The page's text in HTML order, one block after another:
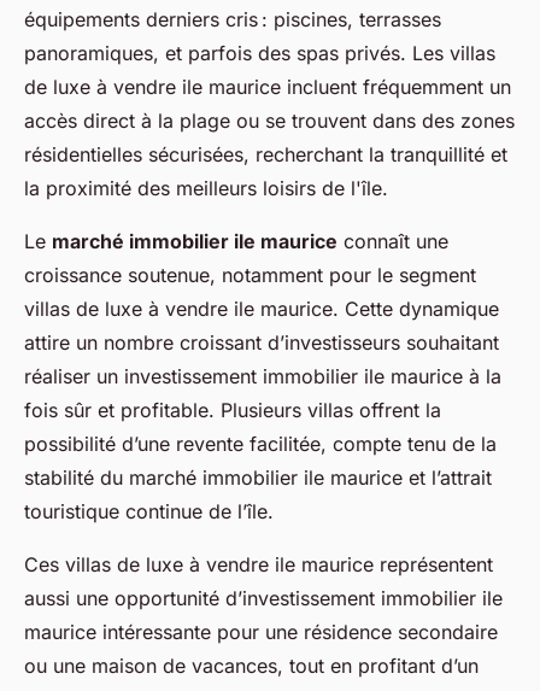
équipements derniers cris : piscines, terrasses
panoramiques, et parfois des spas privés. Les villas
de luxe à vendre ile maurice incluent fréquemment un
accès direct à la plage ou se trouvent dans des zones
résidentielles sécurisées, recherchant la tranquillité et
la proximité des meilleurs loisirs de l'île.
Le marché immobilier ile maurice connaît une
croissance soutenue, notamment pour le segment
villas de luxe à vendre ile maurice. Cette dynamique
attire un nombre croissant d’investisseurs souhaitant
réaliser un investissement immobilier ile maurice à la
fois sûr et profitable. Plusieurs villas offrent la
possibilité d’une revente facilitée, compte tenu de la
stabilité du marché immobilier ile maurice et l’attrait
touristique continue de l’île.
Ces villas de luxe à vendre ile maurice représentent
aussi une opportunité d’investissement immobilier ile
maurice intéressante pour une résidence secondaire
ou une maison de vacances, tout en profitant d’un